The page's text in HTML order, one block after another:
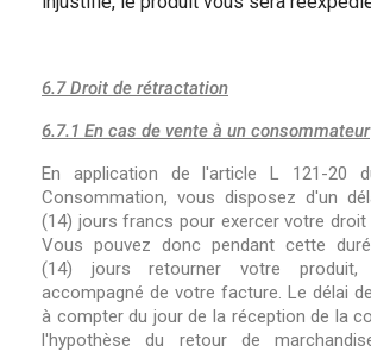
6.7 Droit de rétractation
6.7.1 En cas de vente à un consommateur
En application de l'article L 121-20
Consommation, vous disposez d'un
(14) jours francs pour exercer votre droit
Vous pouvez donc pendant cette
(14) jours retourner votre
accompagné de votre facture. Le délai
à compter du jour de la réception de la
l'hypothèse du retour de